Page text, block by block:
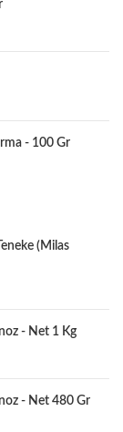
- 100 Gr
(Milas
- Net 1 Kg
- Net 480 Gr